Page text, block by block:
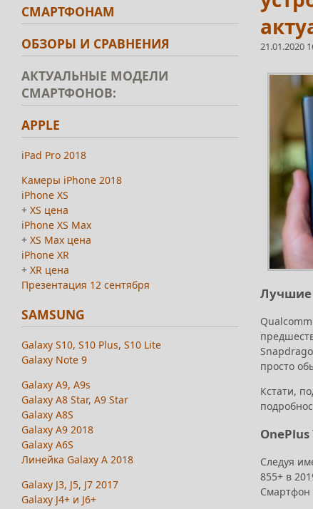
21.01.2020
Лучшие
просто
Кстати,
Следуя
855+ в
Смартфон
СМАРТФОНАМ
ОБЗОРЫ И СРАВНЕНИЯ
АКТУАЛЬНЫЕ МОДЕЛИ
СМАРТФОНОВ:
APPLE
iPad Pro 2018
Камеры iPhone 2018
iPhone XS
+ XS цена
iPhone XS Max
+ XS Max цена
iPhone XR
+ XR цена
Презентация 12 сентября
SAMSUNG
Galaxy S10, S10 Plus, S10 Lite
Galaxy Note 9
Galaxy A9, A9s
Galaxy A8 Star, A9 Star
Galaxy A8S
Galaxy A9 2018
Galaxy A6S
Линейка Galaxy A 2018
Galaxy J3, J5, J7 2017
Galaxy J4+ и J6+